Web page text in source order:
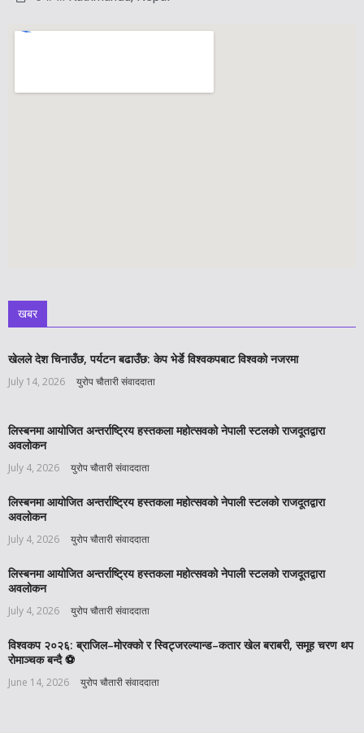
खबर
खेलले देश चिनाउँछ, पर्यटन बढाउँछ: केप भेर्डे विश्वकपबाट विश्वको नजरमा
July 14, 2026 युरोप चौतारी संवाददाता
लिस्बनमा आयोजित अन्तर्राष्ट्रिय हस्तकला महोत्सवको नेपाली स्टलको राजदूतद्वारा
अवलोकन
July 4, 2026 युरोप चौतारी संवाददाता
लिस्बनमा आयोजित अन्तर्राष्ट्रिय हस्तकला महोत्सवको नेपाली स्टलको राजदूतद्वारा
अवलोकन
July 4, 2026 युरोप चौतारी संवाददाता
लिस्बनमा आयोजित अन्तर्राष्ट्रिय हस्तकला महोत्सवको नेपाली स्टलको राजदूतद्वारा
अवलोकन
July 4, 2026 युरोप चौतारी संवाददाता
विश्वकप २०२६: ब्राजिल–मोरक्को र स्विट्जरल्यान्ड–कतार खेल बराबरी, समूह चरण थप
रोमाञ्चक बन्दै ⚽️
June 14, 2026 युरोप चौतारी संवाददाता